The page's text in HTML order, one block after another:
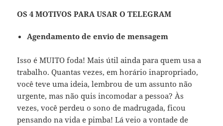
OS 4 MOTIVOS PARA USAR O TELEGRAM
Agendamento de envio de mensagem
Isso é MUITO foda! Mais útil ainda para quem usa a
trabalho. Quantas vezes, em horário inapropriado,
você teve uma ideia, lembrou de um assunto não
urgente, mas não quis incomodar a pessoa? Às
vezes, você perdeu o sono de madrugada, ficou
pensando na vida e pimba! Lá veio a vontade de